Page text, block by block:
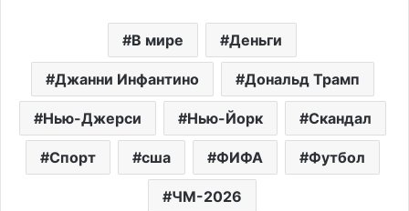
В мире Деньги
Джанни Инфантино Дональд Трамп
Нью-Джерси Нью-Йорк Скандал
Спорт сша ФИФА Футбол
ЧМ-2026